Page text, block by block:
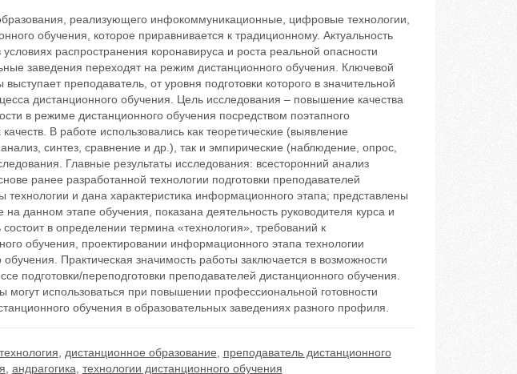
реализующего инфокоммуникационные, цифровые технологии,
обучения, которое приравнивается к традиционному. Актуальность
условиях распространения коронавируса и роста реальной опасности
заведения переходят на режим дистанционного обучения. Ключевой
преподаватель, от уровня подготовки которого в значительной
дистанционного обучения. Цель исследования – повышение качества
в режиме дистанционного обучения посредством поэтапного
В работе использовались как теоретические (выявление
синтез, сравнение и др.), так и эмпирические (наблюдение, опрос,
Главные результаты исследования: всесторонний анализ
ранее разработанной технологии подготовки преподавателей
технологии и дана характеристика информационного этапа; представлены
данном этапе обучения, показана деятельность руководителя курса и
в определении термина «технология», требований к
обучения, проектировании информационного этапа технологии
Практическая значимость работы заключается в возможности
подготовки/переподготовки преподавателей дистанционного обучения.
могут использоваться при повышении профессиональной готовности
обучения в образовательных заведениях разного профиля.
технология дистанционное образование
преподаватель дистанционного
андрагогика технологии дистанционного обучения